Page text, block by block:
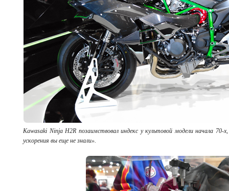
Kawasaki Ninja H2R позаимствовал индекс у культовой модели начала 70-
ускорения вы еще не знали».